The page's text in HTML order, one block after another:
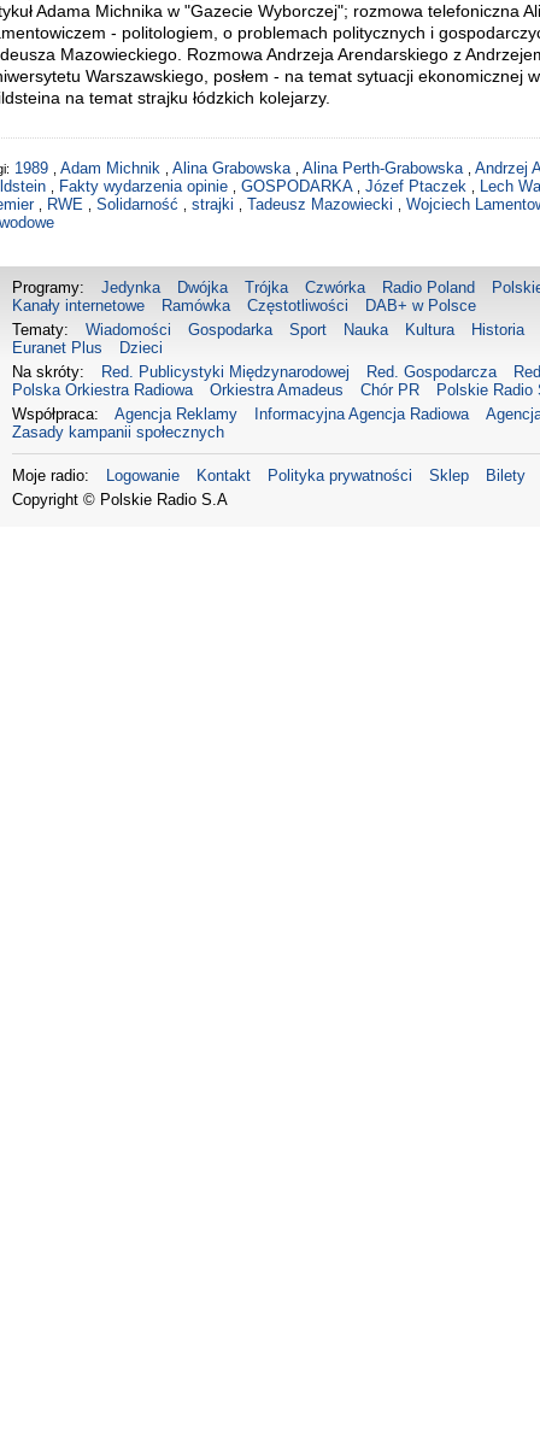
Adama Michnika w "Gazecie Wyborczej"; rozmowa telefoniczna
- politologiem, o problemach politycznych i
Mazowieckiego. Rozmowa Andrzeja Arendarskiego z
Warszawskiego, posłem - na temat sytuacji ekonomicznej
na temat strajku łódzkich kolejarzy.
1989 Adam Michnik Alina Grabowska Alina Perth-Grabowska Andrzej
Fakty wydarzenia opinie GOSPODARKA Józef Ptaczek
Lech
RWE Solidarność strajki Tadeusz Mazowiecki
Wojciech
Programy: Jedynka Dwójka Trójka Czwórka Radio Poland
Kanały internetowe
Ramówka Częstotliwości
DAB+ w Polsce
Tematy:
Wiadomości Gospodarka Sport Nauka Kultura
Historia
Euranet Plus
Dzieci
Na skróty:
Red. Publicystyki Międzynarodowej Red. Gospodarcza
Polska Orkiestra Radiowa
Orkiestra Amadeus Chór PR
Polskie Radio
Współpraca:
Agencja Reklamy Informacyjna Agencja Radiowa
Zasady kampanii społecznych
Moje radio: Logowanie Kontakt Polityka prywatności Sklep
Bilety
Copyright © Polskie Radio S.A